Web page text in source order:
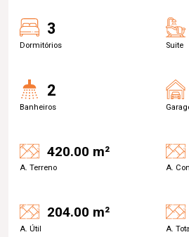
3
Dormitórios Suite
2
Banheiros
420.00 m²
A. Terreno A.
204.00 m²
A. Útil A.